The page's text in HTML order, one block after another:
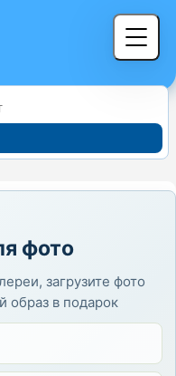
фото
загрузите фото
образ в подарок